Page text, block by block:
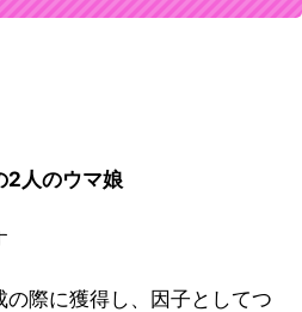
2人のウマ娘
際に獲得し、因子としてつ